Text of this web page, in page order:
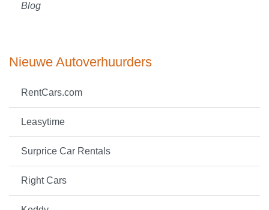
Blog
Nieuwe Autoverhuurders
RentCars.com
Leasytime
Surprice Car Rentals
Right Cars